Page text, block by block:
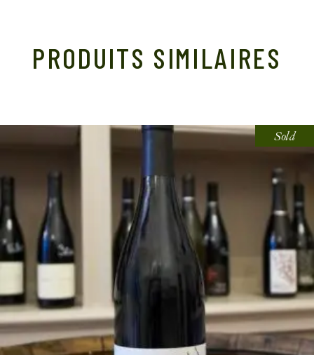
PRODUITS SIMILAIRES
Sold